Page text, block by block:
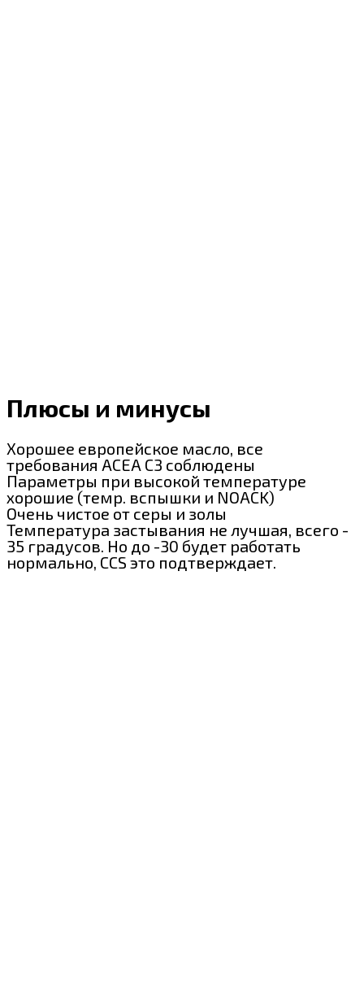
Плюсы и минусы
Хорошее европейское масло, все
требования ACEA C3 соблюдены
Параметры при высокой температуре
хорошие (темр. вспышки и NOACK)
Очень чистое от серы и золы
Температура застывания не лучшая, всего -
35 градусов. Но до -30 будет работать
нормально, CCS это подтверждает.